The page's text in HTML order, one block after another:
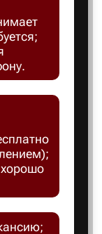
Барнаул
Безенчук
Белая
хорошо